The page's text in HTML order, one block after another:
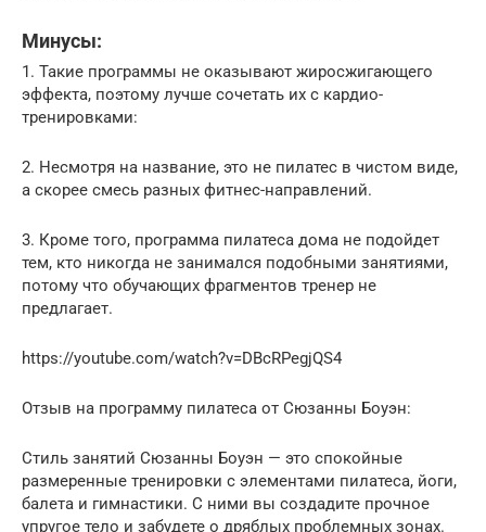
Минусы:
1. Такие программы не оказывают жиросжигающего
эффекта, поэтому лучше сочетать их с кардио-
тренировками:
2. Несмотря на название, это не пилатес в чистом виде,
а скорее смесь разных фитнес-направлений.
3. Кроме того, программа пилатеса дома не подойдет
тем, кто никогда не занимался подобными занятиями,
потому что обучающих фрагментов тренер не
предлагает.
https://youtube.com/watch?v=DBcRPegjQS4
Отзыв на программу пилатеса от Сюзанны Боуэн:
Стиль занятий Сюзанны Боуэн — это спокойные
размеренные тренировки с элементами пилатеса, йоги,
балета и гимнастики. С ними вы создадите прочное
упругое тело и забудете о дряблых проблемных зонах.